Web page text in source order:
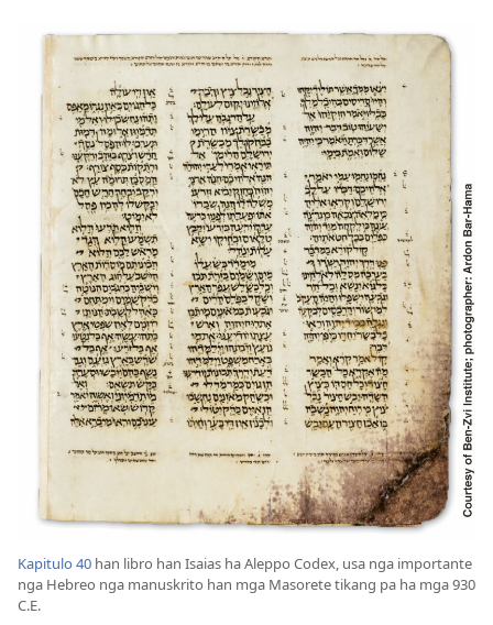
Kapitulo 40 han libro han Isaias ha Aleppo Codex, usa nga importante
nga Hebreo nga manuskrito han mga Masorete tikang pa ha mga 930
C.E.